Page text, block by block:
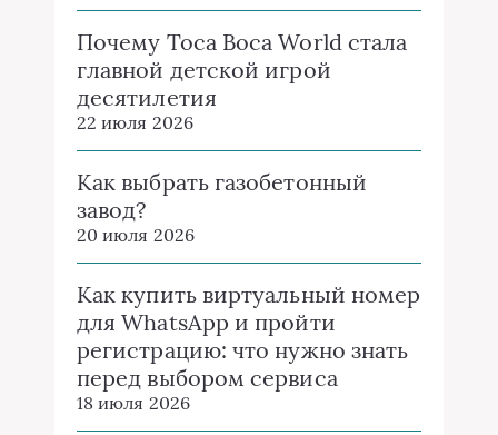
Почему Toca Boca World стала
главной детской игрой
десятилетия
22 июля 2026
Как выбрать газобетонный
завод?
20 июля 2026
Как купить виртуальный номер
для WhatsApp и пройти
регистрацию: что нужно знать
перед выбором сервиса
18 июля 2026